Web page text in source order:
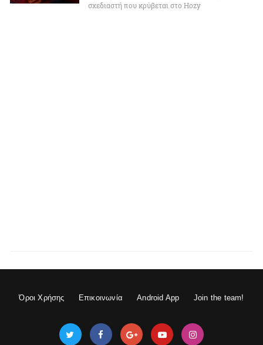
σχεδιαστή που κρύβεται στο Hozy
Όροι Χρήσης Επικοινωνία Android App Join the team!